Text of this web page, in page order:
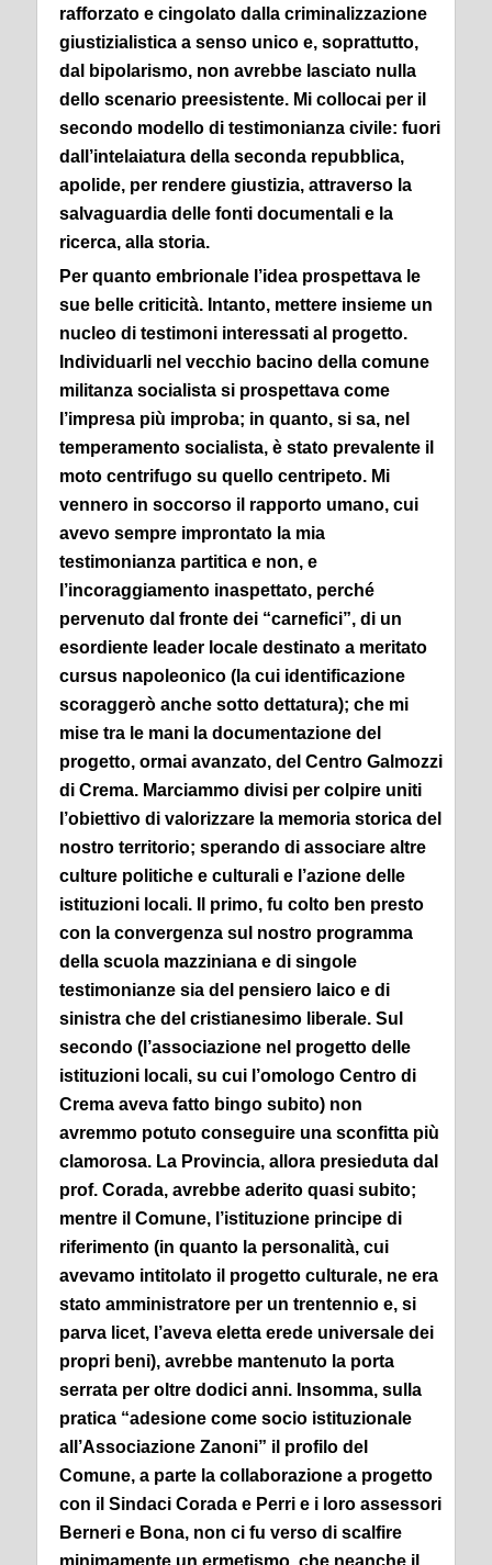
rafforzato e cingolato dalla criminalizzazione
giustizialistica a senso unico e, soprattutto,
dal bipolarismo, non avrebbe lasciato nulla
dello scenario preesistente. Mi collocai per il
secondo modello di testimonianza civile: fuori
dall’intelaiatura della seconda repubblica,
apolide, per rendere giustizia, attraverso la
salvaguardia delle fonti documentali e la
ricerca, alla storia.
Per quanto embrionale l’idea prospettava le
sue belle criticità. Intanto, mettere insieme un
nucleo di testimoni interessati al progetto.
Individuarli nel vecchio bacino della comune
militanza socialista si prospettava come
l’impresa più improba; in quanto, si sa, nel
temperamento socialista, è stato prevalente il
moto centrifugo su quello centripeto. Mi
vennero in soccorso il rapporto umano, cui
avevo sempre improntato la mia
testimonianza partitica e non, e
l’incoraggiamento inaspettato, perché
pervenuto dal fronte dei “carnefici”, di un
esordiente leader locale destinato a meritato
cursus napoleonico (la cui identificazione
scoraggerò anche sotto dettatura); che mi
mise tra le mani la documentazione del
progetto, ormai avanzato, del Centro Galmozzi
di Crema. Marciammo divisi per colpire uniti
l’obiettivo di valorizzare la memoria storica del
nostro territorio; sperando di associare altre
culture politiche e culturali e l’azione delle
istituzioni locali.
Il primo, fu colto ben presto
con la convergenza sul nostro programma
della scuola mazziniana e di singole
testimonianze sia del pensiero laico e di
sinistra che del cristianesimo liberale. Sul
secondo (l’associazione nel progetto delle
istituzioni locali, su cui l’omologo Centro di
Crema aveva fatto bingo subito) non
avremmo potuto conseguire una sconfitta più
clamorosa. La Provincia, allora presieduta dal
prof. Corada, avrebbe aderito quasi subito;
mentre il Comune, l’istituzione principe di
riferimento (in quanto la personalità, cui
avevamo intitolato il progetto culturale, ne era
stato amministratore per un trentennio e, si
parva licet, l’aveva eletta erede universale dei
propri beni), avrebbe mantenuto la porta
serrata per oltre dodici anni. Insomma, sulla
pratica “adesione come socio istituzionale
all’Associazione Zanoni” il profilo del
Comune, a parte la collaborazione a progetto
con il Sindaci Corada e Perri e i loro assessori
Berneri e Bona, non ci fu verso di scalfire
minimamente un ermetismo, che neanche il